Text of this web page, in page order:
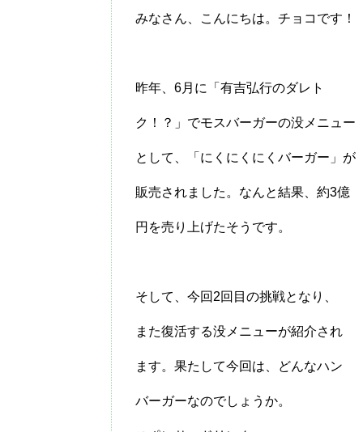
みなさん、こんにちは。チョコです！
昨年、6月に「有吉弘行のダレト
ク！？」でモスバーガーの没メニュー
として、「にくにくにくバーガー」が
販売されました。なんと結果、約3億
円を売り上げたそうです。
そして、今回2回目の挑戦となり、
また復活する没メニューが紹介され
ます。果たして今回は、どんなハン
バーガーなのでしょうか。